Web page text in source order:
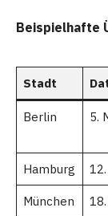
Beispielhafte
Stadt
Berlin 5.
Hamburg
München